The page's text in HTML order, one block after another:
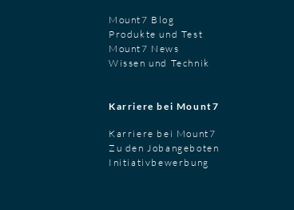
Mount7 Blog
Produkte und Test
Mount7 News
Wissen und Technik
Karriere bei Mount7
Karriere bei Mount7
Zu den Jobangeboten
Initiativbewerbung